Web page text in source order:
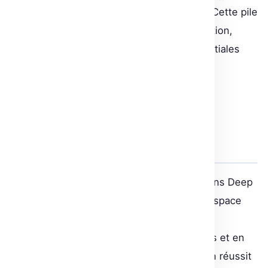
comme la direction d’une balle dans Pong. Cette pile
passe ensuite par des couches de convolution,
essentielles pour exploiter les relations spatiales
Le prétraitement des entrées est crucial dans Deep
Q-Learning pour réduire la dimension de l’espace
convertissant les images en niveaux de gris et en
les réduisant à une résolution de 84×84, on réussit